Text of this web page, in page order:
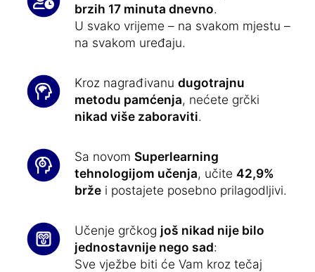
brzih 17 minuta dnevno.
U svako vrijeme – na svakom mjestu –
na svakom uređaju.
Kroz nagrađivanu dugotrajnu
metodu pamćenja, nećete grčki
nikad više zaboraviti.
Sa novom Superlearning
tehnologijom učenja, učite 42,9%
brže i postajete posebno prilagodljivi.
Učenje grčkog još nikad nije bilo
jednostavnije nego sad:
Sve vježbe biti će Vam kroz tečaj